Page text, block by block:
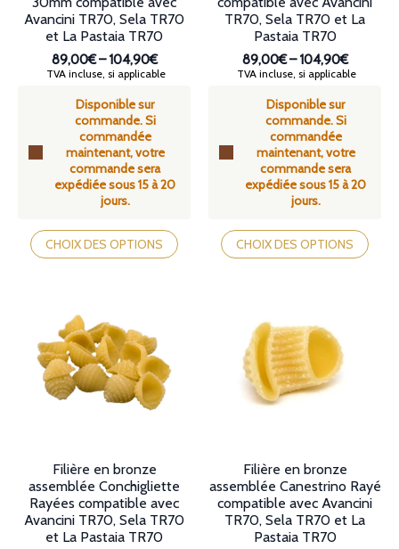
Disponible sur
commande. Si
commandée
maintenant, votre
commande sera
expédiée sous 15 à 20
jours.
Avancini TR70, Sela TR70
et La Pastaia TR70
89,00€–104,90€
Plage
prix :
89,00€
à
104,90€
TVA incluse, si applicable
CHOIX DES OPTIONS
Ce
produit
a
options
peuvent
être
choisies
produit
Disponible sur
commande. Si
commandée
maintenant, votre
commande sera
expédiée sous 15 à 20
jours.
TR70, Sela TR70 et La
Pastaia TR70
89,00€–104,90€
Plage
prix :
89,00€
à
104,90€
TVA incluse, si applicable
CHOIX DES OPTIONS
Ce
produit
a
options
peuvent
choisies
produit
Filière en bronze
assemblée Conchigliette
Rayées compatible avec
Avancini TR70, Sela TR70
et La Pastaia TR70
Filière en bronze
assemblée Canestrino Rayé
compatible avec Avancini
TR70, Sela TR70 et La
Pastaia TR70